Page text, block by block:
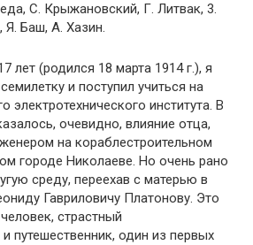
С. Крыжановский, Г. Литвак, 3.
Я. Баш, А. Хазин.
лет (родился 18 марта 1914 г.), я
и поступил учиться на
электротехнического института. В
очевидно, влияние отца,
на кораблестроительном
городе Николаеве. Но очень рано
среду, переехав с матерью в
Гавриловичу Платонову. Это
страстный
путешественник, один из первых